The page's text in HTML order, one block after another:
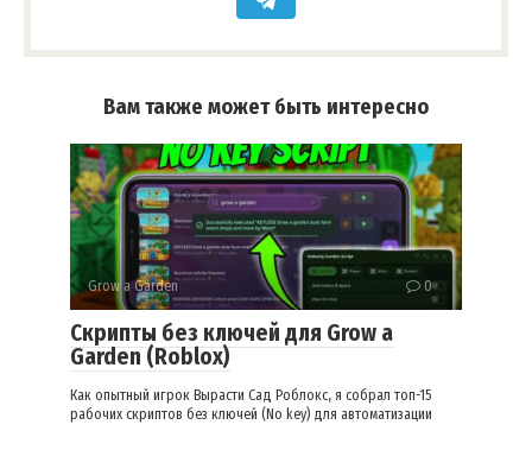
Вам также может быть интересно
Grow a Garden 0
Скрипты без ключей для Grow a
Garden (Roblox)
Как опытный игрок Вырасти Сад Роблокс, я собрал топ-15
рабочих скриптов без ключей (No key) для автоматизации